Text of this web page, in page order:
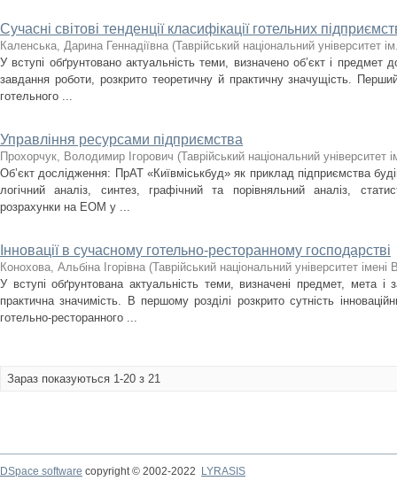
Сучасні світові тенденції класифікації готельних
Каленська, Дарина Геннадіївна (Таврійський національний університет
У вступі обґрунтовано актуальність теми, визначено об’єкт і
завдання роботи, розкрито теоретичну й практичну значущість.
готельного ...
Управління ресурсами підприємства
Прохорчук, Володимир Ігорович (Таврійський національний університет
Об’єкт дослідження: ПрАТ «Київміськбуд» як приклад підприємства
логічний аналіз, синтез, графічний та порівняльний аналіз,
розрахунки на ЕОМ у ...
Інновації в сучасному готельно-ресторанному господарстві
Конохова, Альбіна Ігорівна (Таврійський національний університет імені
У вступі обґрунтована актуальність теми, визначені предмет, мета і
практична значимість. В першому розділі розкрито сутність
готельно-ресторанного ...
Зараз показуються 1-20 з 21
DSpace software copyright © 2002-2022 LYRASIS